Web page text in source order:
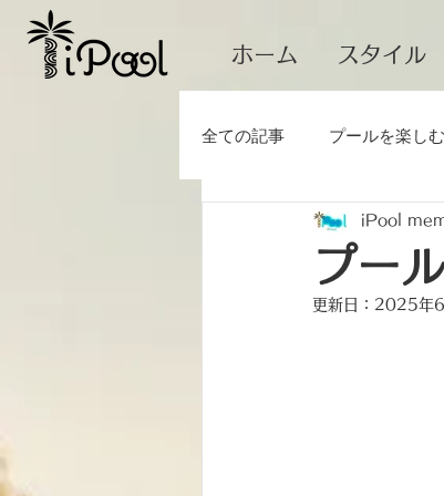
ホーム スタイル
全ての記事 プールを楽し
プールを作る前に
プール計画 ランド
プー
iPool
更新日： 2025年